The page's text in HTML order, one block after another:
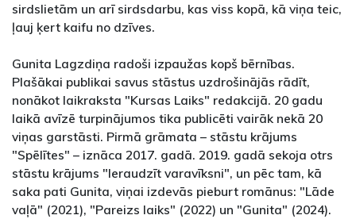
sirdslietām un arī sirdsdarbu, kas viss kopā, kā viņa teic,
ļauj ķert kaifu no dzīves.
Gunita Lagzdiņa radoši izpaužas kopš bērnības.
Plašākai publikai savus stāstus uzdrošinājās rādīt,
nonākot laikraksta "Kursas Laiks" redakcijā. 20 gadu
laikā avīzē turpinājumos tika publicēti vairāk nekā 20
viņas garstāsti. Pirmā grāmata – stāstu krājums
"Spēlītes" – iznāca 2017. gadā. 2019. gadā sekoja otrs
stāstu krājums "Ieraudzīt varavīksni", un pēc tam, kā
saka pati Gunita, viņai izdevās pieburt romānus: "Lāde
vaļā" (2021), "Pareizs laiks" (2022) un "Gunita" (2024).